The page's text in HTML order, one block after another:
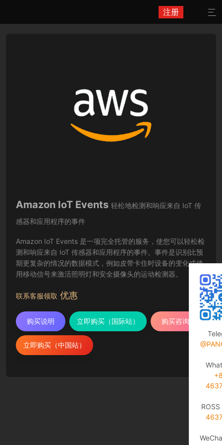
注册 
Amazon IoT Events 轻松地检测和响应来自 IoT 传
感器和应用程序的事件
Amazon IoT Events 是一项完全托管的服务，使您可以轻松检
测和响应来自 IoT 传感器和应用程序的事件。事件是识别比预
期更复杂的情况的数据模式，例如皮带卡住时设备的变化或使
用移动信号来激活照明灯和安全摄像头的运动检测器。
联系客服领取 优惠
购买说明 立即购买（国际站） 购买咨询
立即购买（中国站）